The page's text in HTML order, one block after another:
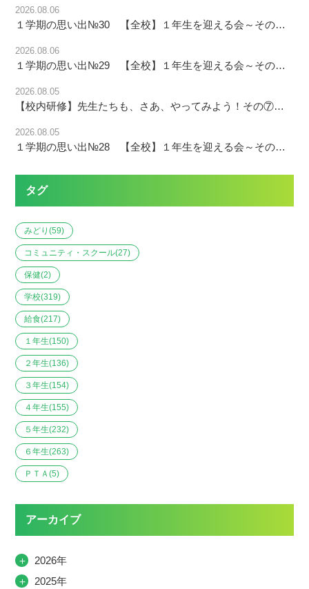
2026.08.06
１学期の思い出№30 【全校】１年生を迎える会～その⑤「退場」～
2026.08.06
１学期の思い出№29 【全校】１年生を迎える会～その④「プレゼント」～
2026.08.05
【校内研修】先生たちも、さあ、やってみよう！その⑦「火災から子供と職員を守る！救助袋☆放水訓練に挑戦しよう！」
2026.08.05
１学期の思い出№28 【全校】１年生を迎える会～その③「出し物」～
タグ
みどり(59)
コミュニティ・スクール(27)
保健(2)
学校(319)
給食(217)
１年生(150)
２年生(136)
３年生(154)
４年生(155)
５年生(232)
６年生(263)
ＰＴＡ(5)
アーカイブ
＋
2026年
＋
2025年